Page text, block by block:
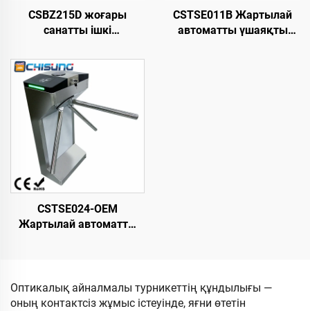
CSBZ215D жоғары
санатты ішкі
жылдамдықты
айдағыш қақпа, өзі
әзірлеген қозғалтқыш,
темірден жасалған
ыстықтай
домалақталған парақ
корпус, құйма темір
механизмі
CSTSE011B Жартылай
автоматты үшаяқты
CSTSE024-OEM
Жартылай автоматты
ені х 980 мм биіктік
SUS304 материал
Оптикалық айналмалы турникеттің құндылығы —
оның контактсіз жұмыс істеуінде, яғни өтетін